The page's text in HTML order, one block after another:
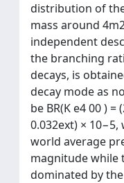
distribution of
mass around
independent
the branching
decays, is
decay mode as
be BR(K e4 00 ) =
0.032ext) ×
world average
magnitude while
dominated by